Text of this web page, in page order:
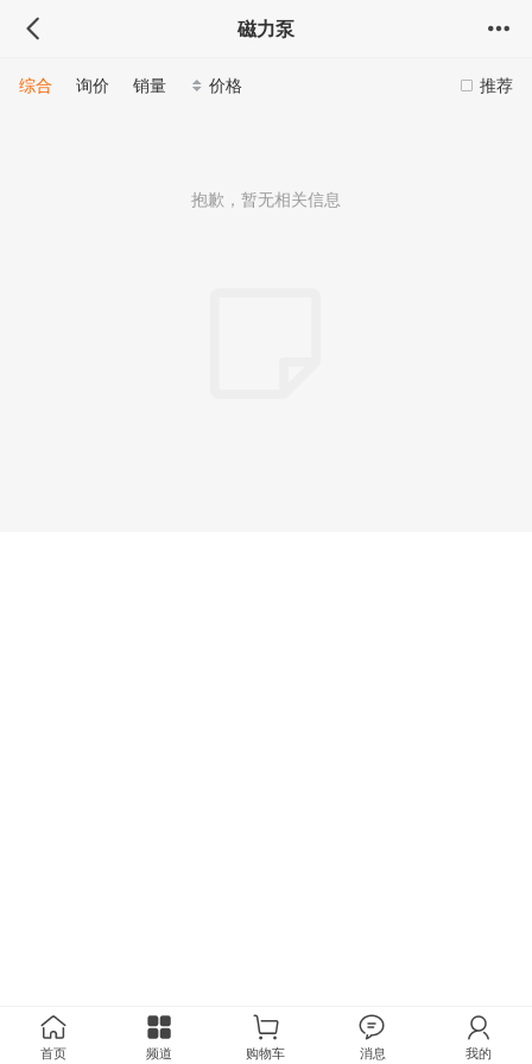
磁力泵
推荐
综合 询价 销量 价格
抱歉，暂无相关信息
首页 频道 购物车 消息 我的